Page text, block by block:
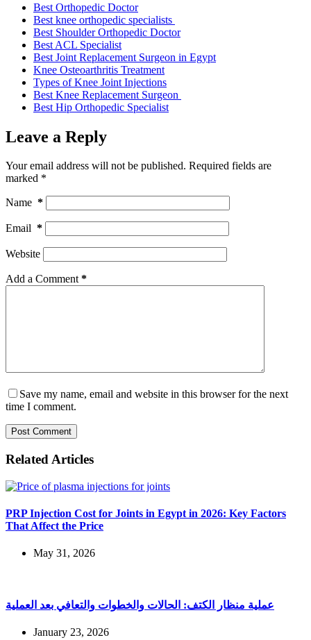
Best Orthopedic Doctor
Best knee orthopedic specialists
Best Shoulder Orthopedic Doctor
Best ACL Specialist
Best Joint Replacement Surgeon in Egypt
Knee Osteoarthritis Treatment
Types of Knee Joint Injections
Best Knee Replacement Surgeon
Best Hip Orthopedic Specialist
Leave a Reply
Your email address will not be published. Required fields are
marked *
Name *
Email *
Website
Add a Comment*
Save my name, email and website in this browser for the next
time I comment.
Post Comment
Related Articles
PRP Injection Cost for Joints in Egypt in 2026: Key Factors
That Affect the Price
May 31, 2026
عملية منظار الكتف: الحالات والخطوات والتعافي بعد العملية
January 23, 2026